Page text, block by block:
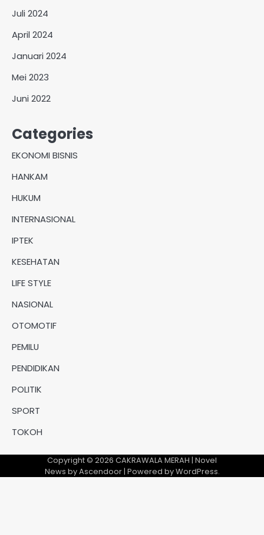
Juli 2024
April 2024
Januari 2024
Mei 2023
Juni 2022
Categories
EKONOMI BISNIS
HANKAM
HUKUM
INTERNASIONAL
IPTEK
KESEHATAN
LIFE STYLE
NASIONAL
OTOMOTIF
PEMILU
PENDIDIKAN
POLITIK
SPORT
TOKOH
Copyright © 2026 CAKRAWALA MERAH | Novel
News byAscendoor| Powered byWordPress.